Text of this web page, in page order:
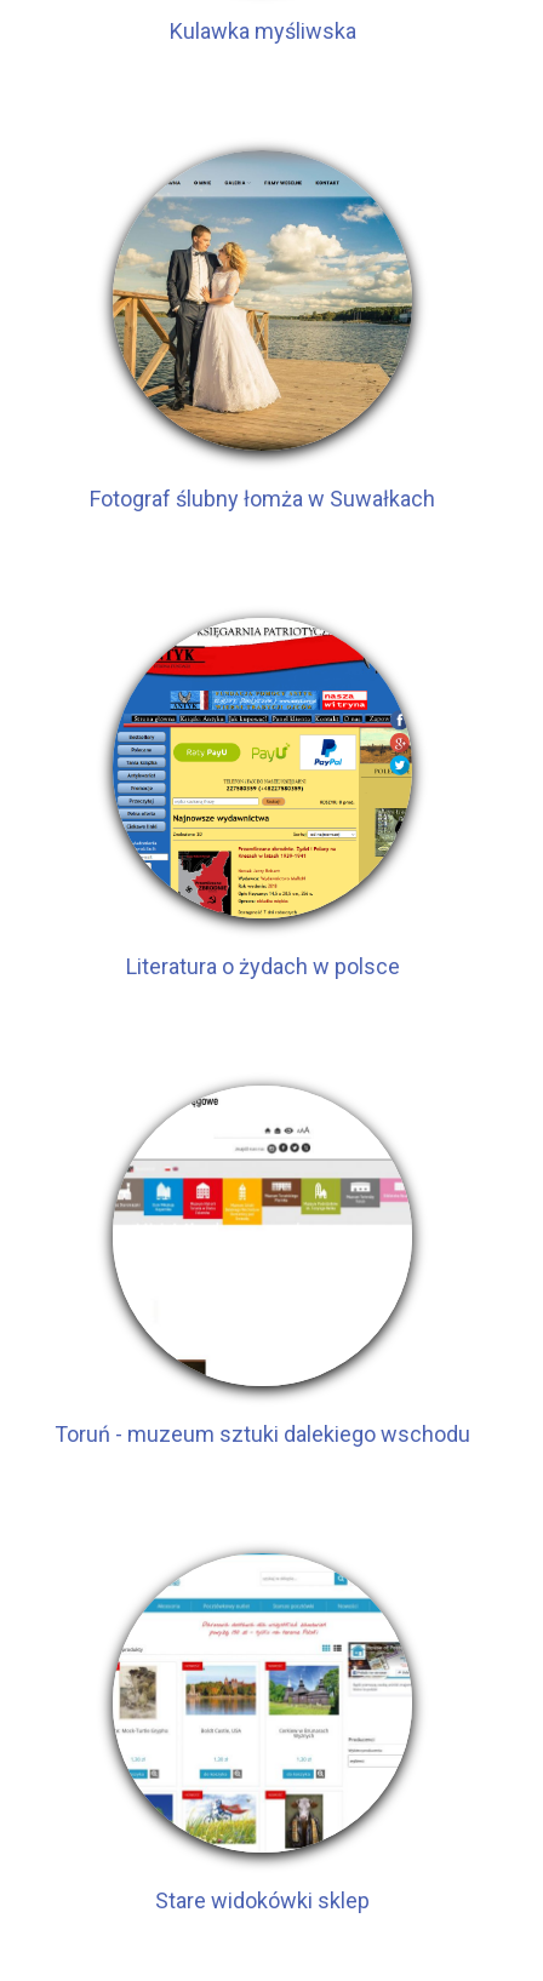
Kulawka myśliwska
Fotograf ślubny łomża w Suwałkach
Literatura o żydach w polsce
Toruń - muzeum sztuki dalekiego wschodu
Stare widokówki sklep